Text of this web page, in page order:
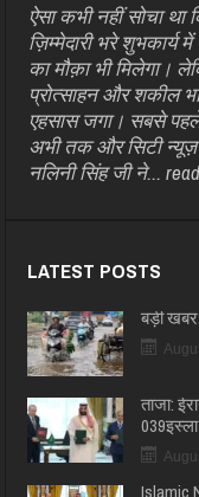
ऐसा कभी नहीं सोचा
ज़िम्मेदारी भरे शुभकार्य
का मौक़ा भी मिलेगा।
प्रोत्साहन और शकील
एहसास जगा। सबसे पहले
अभी तक और सिटी
नलिनी सिंह जी ने...
LATEST POSTS
बड़ी
ताजा:
Islamic